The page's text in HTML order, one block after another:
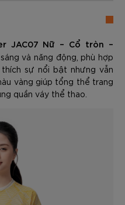
JAC07 Nữ – Cổ tròn –
và năng động, phù hợp
sự nổi bật nhưng vẫn
vàng giúp tổng thể trang
quần váy thể thao.